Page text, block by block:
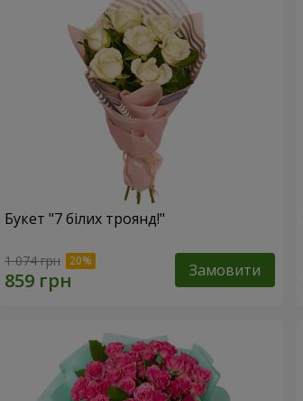
Букет "7 білих троянд!"
1 074 грн Замовити